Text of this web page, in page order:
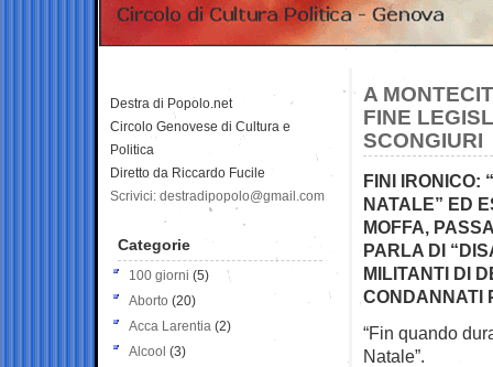
A
FINE
SCONGIURI
FINI IRONICO:
NATALE” ED
MOFFA,
PARLA DI
MILITANTI DI
CONDANNATI
“Fin quando
Natale”.
Destra di Popolo.net
Circolo Genovese di Cultura e
Politica
Diretto da Riccardo Fucile
Scrivici: destradipopolo@gmail.com
Categorie
100 giorni (5)
Aborto (20)
Acca Larentia (2)
Alcool (3)